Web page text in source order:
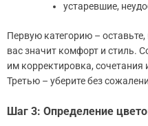
устаревшие,
Первую категорию –
вас значит комфорт и стиль.
им корректировка, сочетания
Третью – уберите без
Шаг 3: Определение